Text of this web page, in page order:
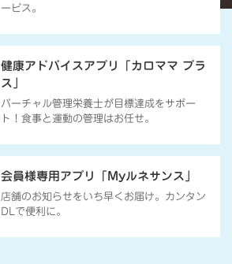
ービス。
健康アドバイスアプリ「カロママ プラ
ス」
バーチャル管理栄養士が目標達成をサポー
ト！食事と運動の管理はお任せ。
会員様専用アプリ「Myルネサンス」
店舗のお知らせをいち早くお届け。カンタン
DLで便利に。